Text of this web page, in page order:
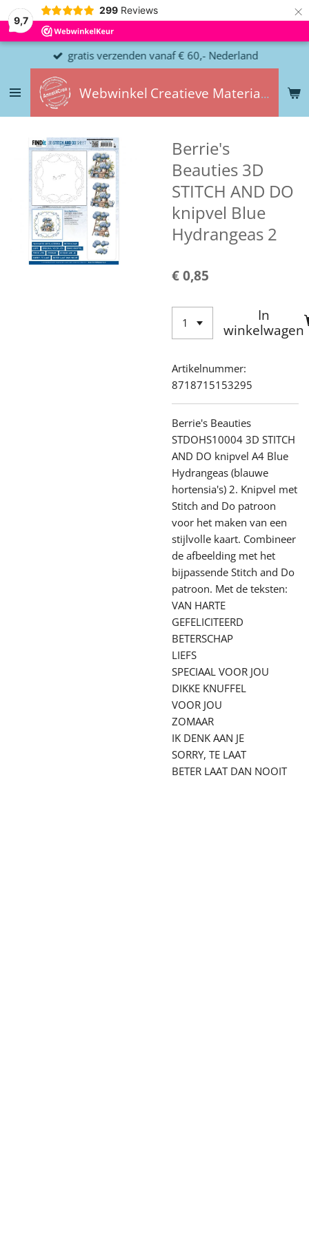
9,7
299 Reviews ×
Webwinkel Creatieve Materialen
gratis verzenden vanaf € 60,- Nederland
Berrie's
Beauties 3D
STITCH AND DO
knipvel Blue
Hydrangeas 2
€ 0,85
In
winkelwagen
Artikelnummer:
8718715153295
Berrie's Beauties
STDOHS10004 3D STITCH
AND DO knipvel A4 Blue
Hydrangeas (blauwe
hortensia's) 2. Knipvel met
Stitch and Do patroon
voor het maken van een
stijlvolle kaart. Combineer
de afbeelding met het
bijpassende Stitch and Do
patroon. Met de teksten:
VAN HARTE
GEFELICITEERD
BETERSCHAP
LIEFS
SPECIAAL VOOR JOU
DIKKE KNUFFEL
VOOR JOU
ZOMAAR
IK DENK AAN JE
SORRY, TE LAAT
BETER LAAT DAN NOOIT